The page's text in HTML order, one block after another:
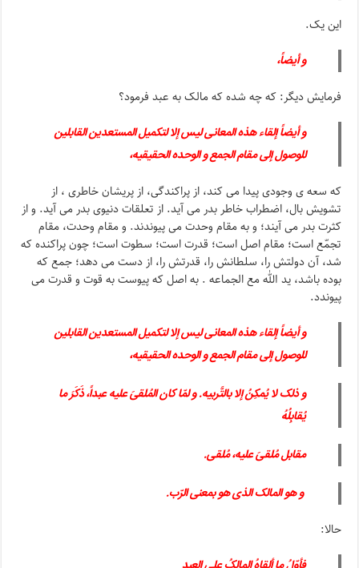
این یک.
و أیضاً،
فرمایش دیگر: که چه شده که مالک به عبد فرمود؟
و أیضاً إلقاء هذه المعانی لیس إلا لتکمیل المستعدین القابلین
للوصول إلى مقام الجمع و الوحده الحقیقیه،
که سعه ی وجودی پیدا می کند، از پراکندگی، از پریشان خاطری ، از
تشویش بال، اضطراب خاطر بدر می آید. از تعلقات دنیوی بدر می آید. و از
کثرت بدر می آیند؛ و به مقام وحدت می پیوندند. و مقام وحدت، مقام
تجمّع است؛ مقام اصل است؛ قدرت است؛ سطوت است؛ چون پراکنده که
شد، آن دولتش را، سلطانش را، قدرتش را، از دست می دهد؛ جمع که
بوده باشد، ید الله مع الجماعه . به اصل که پیوست به قوت و قدرت می
پیوندد.
و أیضاً إلقاء هذه المعانی لیس إلا لتکمیل المستعدین القابلین
للوصول إلى مقام الجمع و الوحده الحقیقیه،
و ذلک لا یُمکِنُ إلا بالتَّربیه. و لمّا کان المُلقىَ علیه عبداً، ذَکَرَ ما
یُقابِلُهُ
مقابل مُلقیَ علیه، مُلقی.
و هو المالک الذی هو بمعنى الرّب.
حالا: